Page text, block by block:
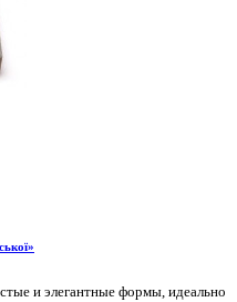
и элегантные формы, идеально